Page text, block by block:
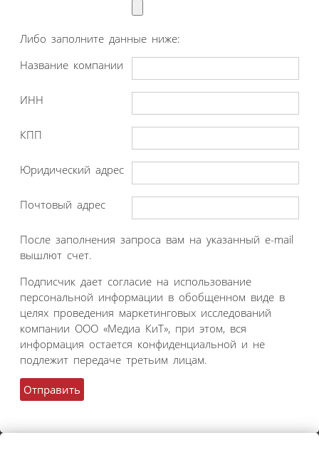
Либо заполните данные ниже:
Название компании
ИНН
КПП
Юридический адрес
Почтовый адрес
После заполнения запроса вам на указанный e-mail
вышлют счет.
Подписчик дает согласие на использование
персональной информации в обобщенном виде в
целях проведения маркетинговых исследований
компании ООО «Медиа КиТ», при этом, вся
информация остается конфиденциальной и не
подлежит передаче третьим лицам.